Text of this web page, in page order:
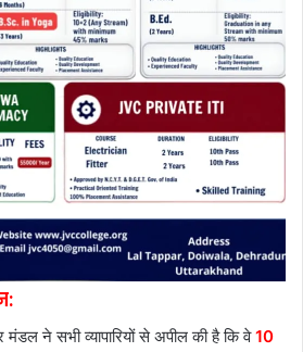
मंडल ने सभी व्यापारियों से अपील की है कि वे10